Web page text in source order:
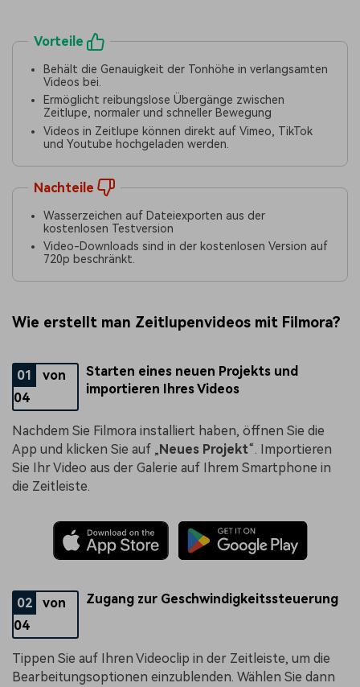
Vorteile
Behält die Genauigkeit der Tonhöhe in verlangsamten
Videos bei.
Ermöglicht reibungslose Übergänge zwischen
Zeitlupe, normaler und schneller Bewegung
Videos in Zeitlupe können direkt auf Vimeo, TikTok
und Youtube hochgeladen werden.
Nachteile
Wasserzeichen auf Dateiexporten aus der
kostenlosen Testversion
Video-Downloads sind in der kostenlosen Version auf
720p beschränkt.
Wie erstellt man Zeitlupenvideos mit Filmora?
01
von
04
Starten eines neuen Projekts und
importieren Ihres Videos
Nachdem Sie Filmora installiert haben, öffnen Sie die
App und klicken Sie auf „Neues Projekt“. Importieren
Sie Ihr Video aus der Galerie auf Ihrem Smartphone in
die Zeitleiste.
02
von
04
Zugang zur Geschwindigkeitssteuerung
Tippen Sie auf Ihren Videoclip in der Zeitleiste, um die
Bearbeitungsoptionen einzublenden. Wählen Sie dann